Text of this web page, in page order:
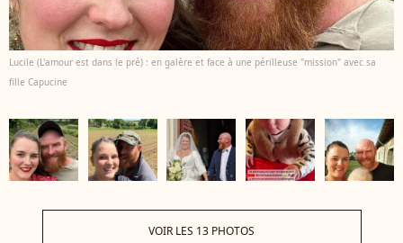
Lucile (L'amour est dans le pré) : en galère et face à une périlleuse "mission" avec sa
fille Capucine
VOIR LES 13 PHOTOS